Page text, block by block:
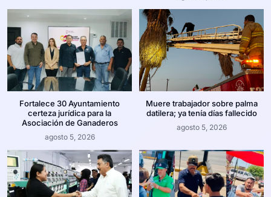
Fortalece 30 Ayuntamiento
certeza jurídica para la
Asociación de Ganaderos
agosto 5, 2026
Muere trabajador sobre palma
datilera; ya tenía días fallecido
agosto 5, 2026